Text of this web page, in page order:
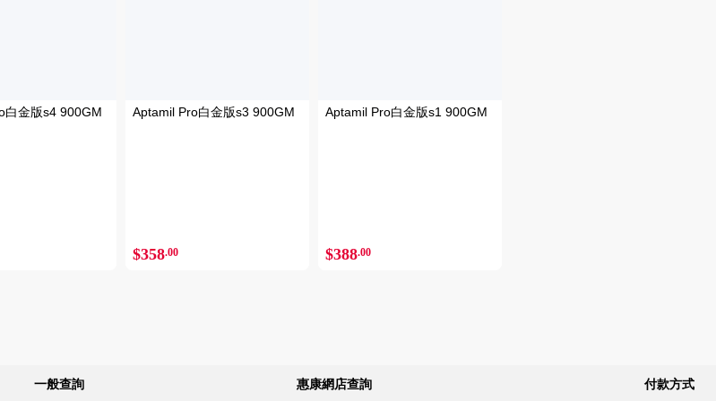
Aptamil Pro白金版s4 900GM Aptamil Pro白金版s3 900GM
$358.00
Aptamil Pro白金版s1 900GM
$388.00
一般查詢 惠康網店查詢 付款方式